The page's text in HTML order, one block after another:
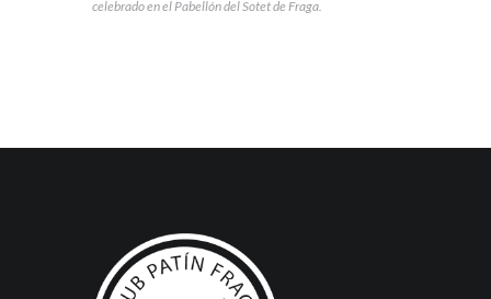
celebrado en el Pabellón del Sotet de Fraga.